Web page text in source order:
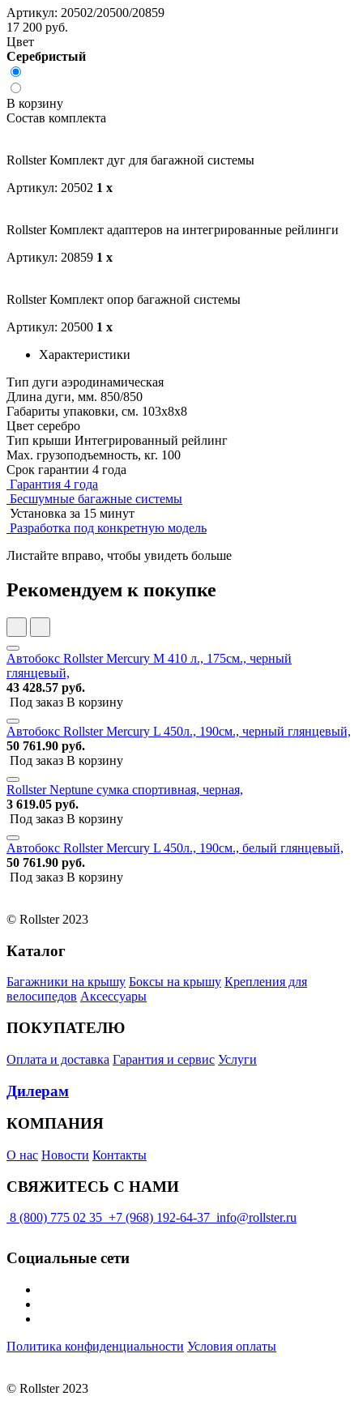
Артикул: 20502/20500/20859
17 200 руб.
Цвет
Серебристый
В корзину
Состав комплекта
Rollster Комплект дуг для багажной системы
Артикул: 20502 1 x
Rollster Комплект адаптеров на интегрированные рейлинги
Артикул: 20859 1 x
Rollster Комплект опор багажной системы
Артикул: 20500 1 x
Характеристики
Тип дуги аэродинамическая
Длина дуги, мм. 850/850
Габариты упаковки, см. 103х8х8
Цвет серебро
Тип крыши Интегрированный рейлинг
Мах. грузоподъемность, кг. 100
Срок гарантии 4 года
Гарантия 4 года
Бесшумные багажные системы
Установка за 15 минут
Разработка под конкретную модель
Листайте вправо, чтобы увидеть больше
Рекомендуем к покупке
Автобокс Rollster Mercury M 410 л., 175см., черный
глянцевый,
43 428.57 руб.
Под заказ В корзину
Автобокс Rollster Mercury L 450л., 190см., черный глянцевый,
50 761.90 руб.
Под заказ В корзину
Rollster Neptune сумка спортивная, черная,
3 619.05 руб.
Под заказ В корзину
Автобокс Rollster Mercury L 450л., 190см., белый глянцевый,
50 761.90 руб.
Под заказ В корзину
© Rollster 2023
Каталог
Багажники на крышу Боксы на крышу Крепления для
велосипедов Аксессуары
ПОКУПАТЕЛЮ
Оплата и доставка Гарантия и сервис Услуги
Дилерам
КОМПАНИЯ
О нас Новости Контакты
СВЯЖИТЕСЬ С НАМИ
8 (800) 775 02 35 +7 (968) 192-64-37 info@rollster.ru
Социальные сети
Политика конфиденциальности Условия оплаты
© Rollster 2023